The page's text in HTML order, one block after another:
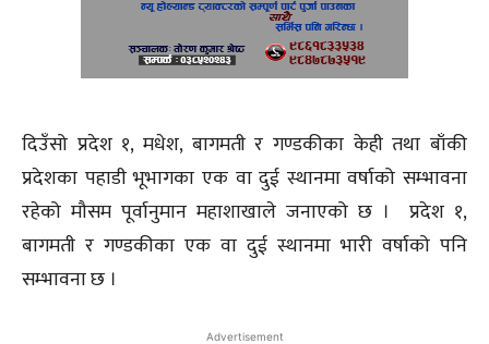
दिउँसो प्रदेश १, मधेश, बागमती र गण्डकीका केही तथा बाँकी
प्रदेशका पहाडी भूभागका एक वा दुई स्थानमा वर्षाको सम्भावना
रहेको मौसम पूर्वानुमान महाशाखाले जनाएको छ । प्रदेश १,
बागमती र गण्डकीका एक वा दुई स्थानमा भारी वर्षाको पनि
सम्भावना छ ।
Advertisement